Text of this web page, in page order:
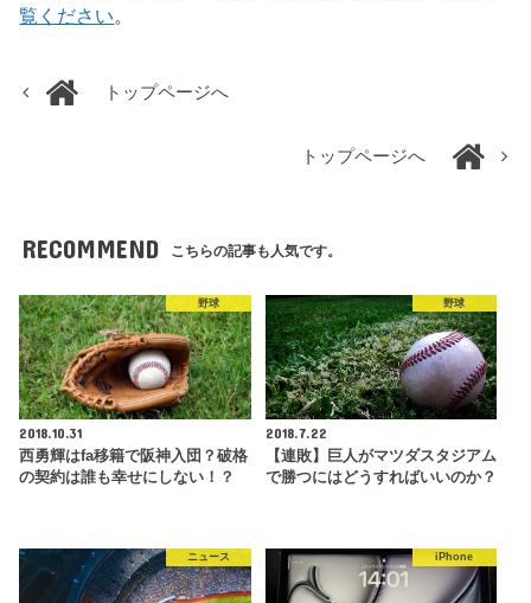
覧ください。
トップページへ
トップページへ
RECOMMEND こちらの記事も人気です。
野球
2018.10.31
西勇輝はfa移籍で阪神入団？破格
の契約は誰も幸せにしない！？
野球
2018.7.22
【連敗】巨人がマツダスタジアム
で勝つにはどうすればいいのか？
ニュース iPhone